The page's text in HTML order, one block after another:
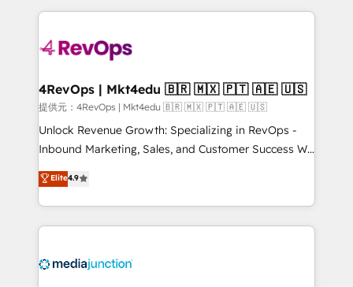
requirement). ✔️Helped over 25,000+ customers so
far with our HubSpot solutions. ✔️Bespoke apps &
on-demand bundle services. Connect with us today!
experience for your team and customers.
4RevOps | Mkt4edu 🇧🇷 🇲🇽 🇵🇹 🇦🇪 🇺🇸
提供元：4RevOps | Mkt4edu 🇧🇷 🇲🇽 🇵🇹 🇦🇪 🇺🇸
Unlock Revenue Growth: Specializing in RevOps -
Inbound Marketing, Sales, and Customer Success We
specialize in driving revenue growth for companies
across industries through tailored marketing, sales,
and customer success strategies, utilizing RevOps
methodologies. As Latin America's largest HubSpot
offer unparalleled insights. Operating in five
Elite4.9